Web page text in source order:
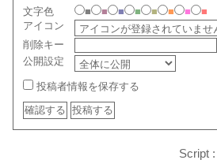
文字色 ■ ■ ■ ■ ■ ■ ■
■
アイコン
削除キー
公開設定
投稿者情報を保存する
Script